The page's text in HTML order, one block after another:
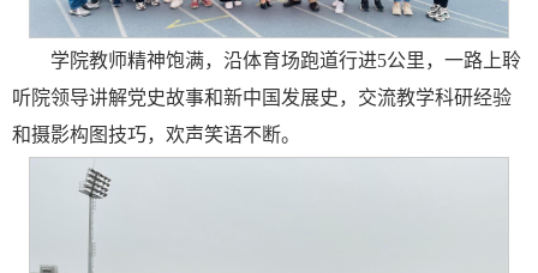
学院教师精神饱满，沿体育场跑道行进5公里，一路上聆
听院领导讲解党史故事和新中国发展史，交流教学科研经验
和摄影构图技巧，欢声笑语不断。